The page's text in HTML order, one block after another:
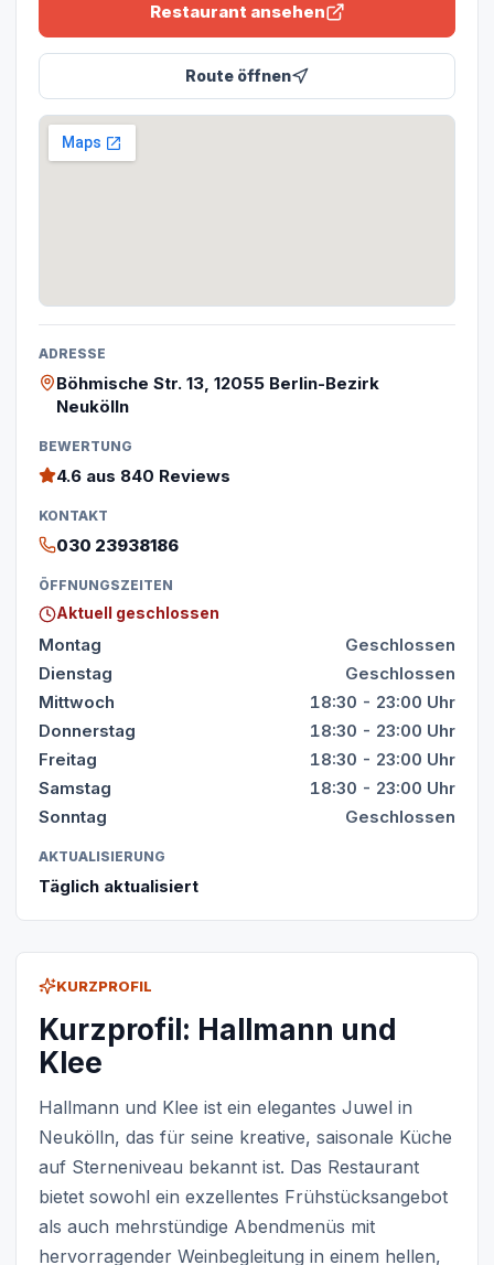
KURZPROFIL
Kurzprofil: Hallmann und
Klee
Hallmann und Klee ist ein elegantes Juwel in
Neukölln, das für seine kreative, saisonale Küche
auf Sterneniveau bekannt ist. Das Restaurant
bietet sowohl ein exzellentes Frühstücksangebot
als auch mehrstündige Abendmenüs mit
hervorragender Weinbegleitung in einem hellen,
Restaurant ansehen
Route öffnen
ADRESSE
Böhmische Str. 13, 12055 Berlin-Bezirk
Neukölln
BEWERTUNG
4.6 aus 840 Reviews
KONTAKT
030 23938186
ÖFFNUNGSZEITEN
Aktuell geschlossen
Montag
Geschlossen
Dienstag
Geschlossen
Mittwoch
18:30 - 23:00 Uhr
Donnerstag
18:30 - 23:00 Uhr
Freitag
18:30 - 23:00 Uhr
Samstag
18:30 - 23:00 Uhr
Sonntag
Geschlossen
AKTUALISIERUNG
Täglich aktualisiert